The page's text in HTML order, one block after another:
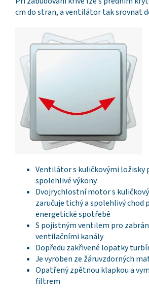
cm do stran, a ventilátor tak srovnat
Ventilátor s kuličkovými ložisky
spolehlivé výkony
Dvojrychlostní motor s
zaručuje tichý a spolehlivý chod
energetické spotřebě
S pojistným ventilem pro
ventilačními kanály
Dopředu zakřivené lopatky
Je vyroben ze žáruvzdorných
Opatřený zpětnou klapkou a
filtrem